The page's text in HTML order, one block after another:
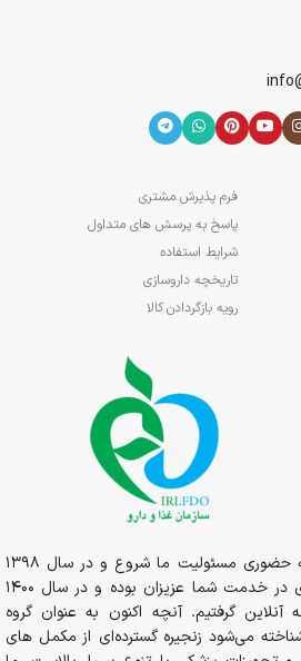
فرم پذیرش مشتری
پاسخ به پرسش های متداول
شرایط استفاده
تاریخچه داروسازی
رویه بازگردادن کالا
از سال 1394در قالب داروخانه حضوری مسئولیت ما شروع و در سال 1398
داروخانه به صورت شبانه روزی در خدمت شما عزیزان بوده و در سال 1400
آنلاین گرفتیم. آنچه اکنون به عنوان گروه
شناخته می‌شود زنجیره گسترده‌ای از مکمل های